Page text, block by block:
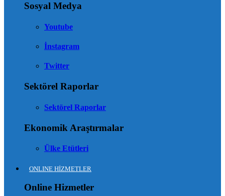
Sosyal Medya
Youtube
İnstagram
Twitter
Sektörel Raporlar
Sektörel Raporlar
Ekonomik Araştırmalar
Ülke Etütleri
ONLINE HİZMETLER
Online Hizmetler